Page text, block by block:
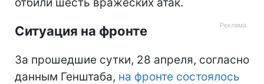
Ситуация на фронте
За прошедшие сутки, 28 апреля, согласно
данным Генштаба, на фронте состоялось